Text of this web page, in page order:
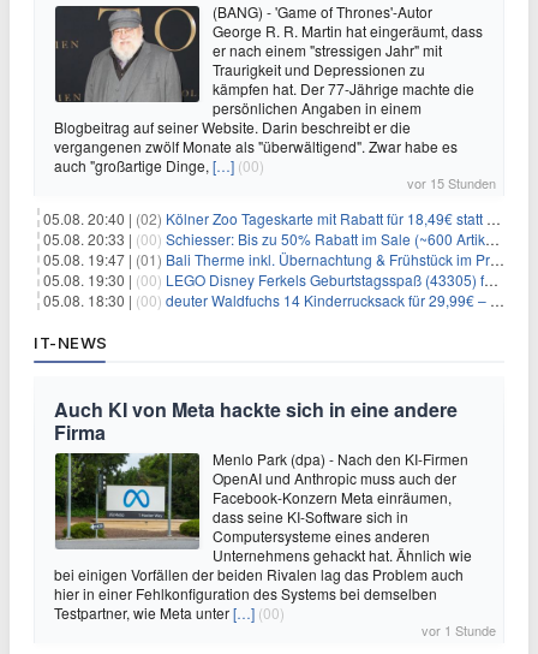
(BANG) - 'Game of Thrones'-Autor
George R. R. Martin hat eingeräumt, dass
er nach einem "stressigen Jahr" mit
Traurigkeit und Depressionen zu
kämpfen hat. Der 77-Jährige machte die
persönlichen Angaben in einem
Blogbeitrag auf seiner Website. Darin beschreibt er die
vergangenen zwölf Monate als "überwältigend". Zwar habe es
auch "großartige Dinge, […] (00)
vor 15 Stunden
05.08. 20:40 | (02) Kölner Zoo Tageskarte mit Rabatt für 18,49€ statt 29,50€ – einlösbar bis Dezember
05.08. 20:33 | (00) Schiesser: Bis zu 50% Rabatt im Sale (~600 Artikel zur Auswahl)
05.08. 19:47 | (01) Bali Therme inkl. Übernachtung & Frühstück im Premium Hotel (Bad Oeynhausen) ab 89€ p.P.
05.08. 19:30 | (00) LEGO Disney Ferkels Geburtstagsspaß (43305) für 29,10€
05.08. 18:30 | (00) deuter Waldfuchs 14 Kinderrucksack für 29,99€ – Amber-maple
IT-NEWS
Auch KI von Meta hackte sich in eine andere
Firma
Menlo Park (dpa) - Nach den KI-Firmen
OpenAI und Anthropic muss auch der
Facebook-Konzern Meta einräumen,
dass seine KI-Software sich in
Computersysteme eines anderen
Unternehmens gehackt hat. Ähnlich wie
bei einigen Vorfällen der beiden Rivalen lag das Problem auch
hier in einer Fehlkonfiguration des Systems bei demselben
Testpartner, wie Meta unter[…] (00)
vor 1 Stunde